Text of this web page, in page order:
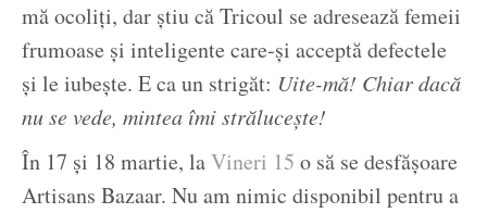
mă ocoliți, dar știu că Tricoul se adresează femeii
frumoase și inteligente care-și acceptă defectele
și le iubește. E ca un strigăt: Uite-mă! Chiar dacă
nu se vede, mintea îmi strălucește!
În 17 și 18 martie, laVineri 15 o să se desfășoare
Artisans Bazaar. Nu am nimic disponibil pentru a